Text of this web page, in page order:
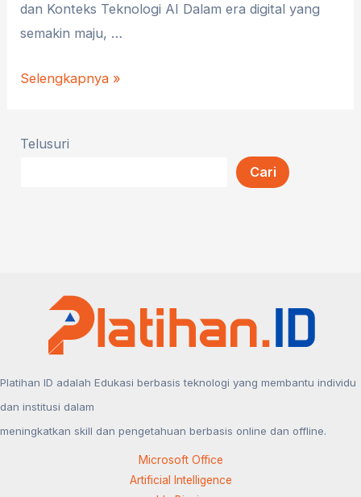
dan Konteks Teknologi AI Dalam era digital yang
semakin maju, …
Meningkatkan
Artificial
Selengkapnya »
Telusuri
Cari
Platihan ID adalah Edukasi berbasis teknologi yang membantu individu
dan institusi dalam
meningkatkan skill dan pengetahuan berbasis online dan offline.
Microsoft Office
Artificial Intelligence